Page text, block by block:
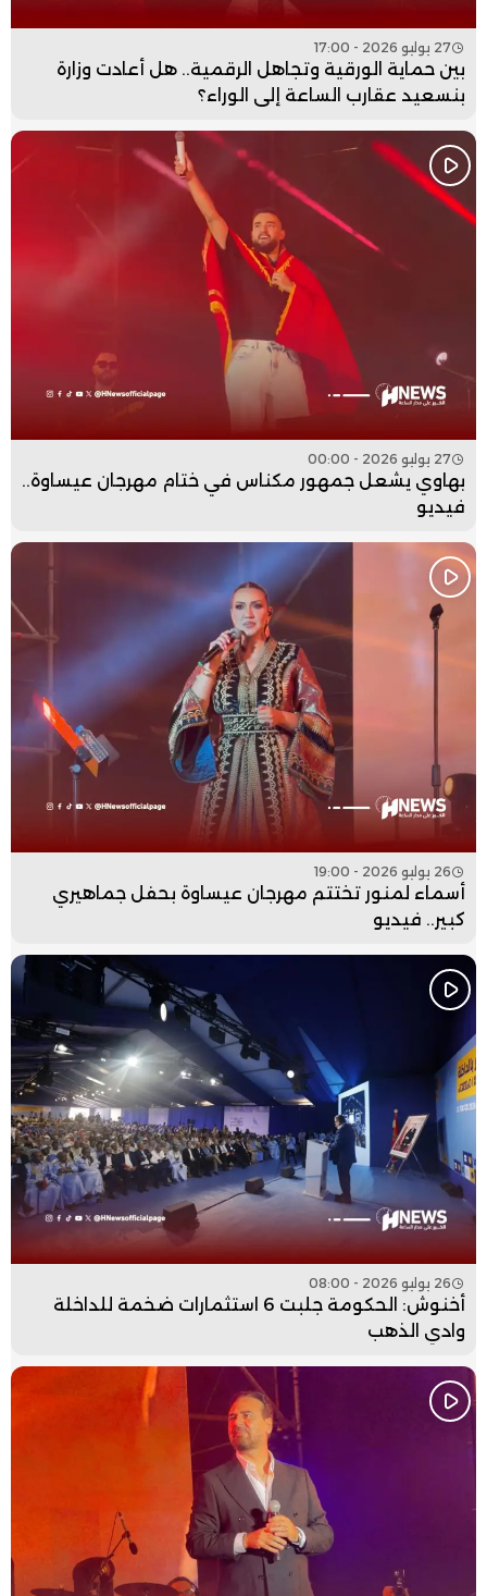
27 يوليو 2026 - 17:00
بين حماية الورقية وتجاهل الرقمية.. هل أعادت وزارة
بنسعيد عقارب الساعة إلى الوراء؟
27 يوليو 2026 - 00:00
بهاوي يشعل جمهور مكناس في ختام مهرجان عيساوة..
فيديو
26 يوليو 2026 - 19:00
أسماء لمنور تختتم مهرجان عيساوة بحفل جماهيري
كبير.. فيديو
26 يوليو 2026 - 08:00
أخنوش: الحكومة جلبت 6 استثمارات ضخمة للداخلة
وادي الذهب